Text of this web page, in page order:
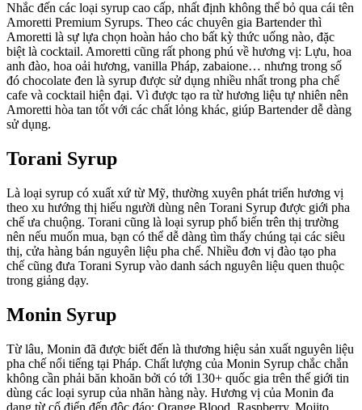
Nhắc đến các loại syrup cao cấp, nhất định không thể bỏ qua cái tên
Amoretti Premium Syrups. Theo các chuyên gia Bartender thì
Amoretti là sự lựa chọn hoàn hảo cho bất kỳ thức uống nào, đặc
biệt là cocktail. Amoretti cũng rất phong phú về hương vị: Lựu, hoa
anh đào, hoa oải hương, vanilla Pháp, zabaione… nhưng trong số
đó chocolate đen là syrup được sử dụng nhiều nhất trong pha chế
cafe và cocktail hiện đại. Vì được tạo ra từ hương liệu tự nhiên nên
Amoretti hòa tan tốt với các chất lỏng khác, giúp Bartender dễ dàng
sử dụng.
Torani Syrup
Là loại syrup có xuất xứ từ Mỹ, thường xuyên phát triển hương vị
theo xu hướng thị hiếu người dùng nên Torani Syrup được giới pha
chế ưa chuộng. Torani cũng là loại syrup phổ biến trên thị trường
nên nếu muốn mua, bạn có thể dễ dàng tìm thấy chúng tại các siêu
thị, cửa hàng bán nguyên liệu pha chế. Nhiều đơn vị đào tạo pha
chế cũng đưa Torani Syrup vào danh sách nguyên liệu quen thuộc
trong giảng dạy.
Monin Syrup
Từ lâu, Monin đã được biết đến là thương hiệu sản xuất nguyên liệu
pha chế nổi tiếng tại Pháp. Chất lượng của Monin Syrup chắc chắn
không cần phải băn khoăn bởi có tới 130+ quốc gia trên thế giới tin
dùng các loại syrup của nhãn hàng này. Hương vị của Monin đa
dạng từ cổ điển đến độc đáo: Orange Blood, Raspberry, Mojito,